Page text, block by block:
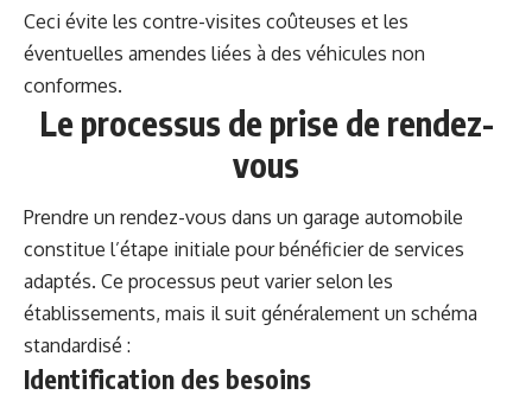
Ceci évite les contre-visites coûteuses et les
éventuelles amendes liées à des véhicules non
conformes.
Le processus de prise de rendez-
vous
Prendre un rendez-vous dans un garage automobile
constitue l’étape initiale pour bénéficier de services
adaptés. Ce processus peut varier selon les
établissements, mais il suit généralement un schéma
standardisé :
Identification des besoins